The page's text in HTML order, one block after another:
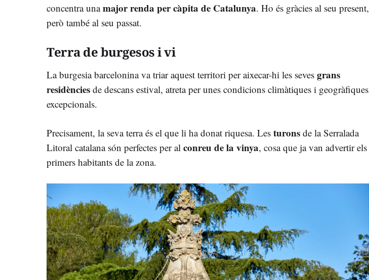
concentra unamajor renda per càpita de Catalunya. Ho és gràcies al seu present,
però també al seu passat.
Terra de burgesos i vi
La burgesia barcelonina va triar aquest territori per aixecar-hi les seves grans
residències de descans estival, atreta per unes condicions climàtiques i geogràfiques
excepcionals.
Precisament, la seva terra és el que li ha donat riquesa. Les turons de la Serralada
Litoral catalana són perfectes per al conreu de la vinya, cosa que ja van advertir els
primers habitants de la zona.